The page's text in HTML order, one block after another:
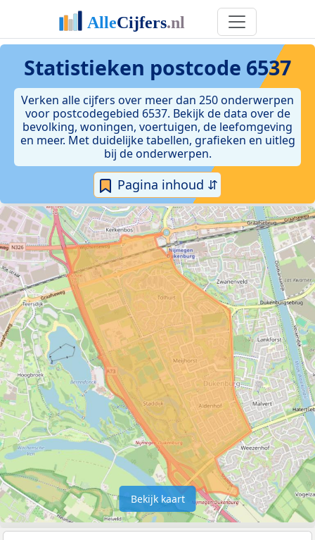
Statistieken postcode 6537
Verken alle cijfers over meer dan 250 onderwerpen
voor postcodegebied 6537. Bekijk de data over de
bevolking, woningen, voertuigen, de leefomgeving
en meer. Met duidelijke tabellen, grafieken en uitleg
bij de onderwerpen.
Pagina inhoud ⇵
Bekijk kaart